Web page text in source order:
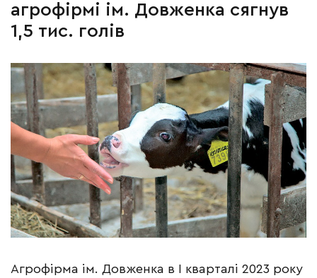
агрофірмі ім. Довженка сягнув
1,5 тис. голів
Агрофірма ім. Довженка в І кварталі 2023 року